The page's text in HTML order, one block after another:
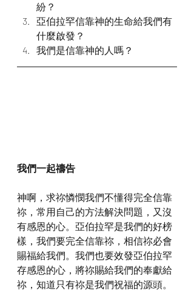
紛？
亞伯拉罕信靠神的生命給我們有
什麼啟發？
我們是信靠神的人嗎？
我們一起禱告
神啊，求祢憐憫我們不懂得完全信靠
祢，常用自己的方法解決問題，又沒
有感恩的心。亞伯拉罕是我們的好榜
樣，我們要完全信靠祢，相信祢必會
賜福給我們。我們也要效發亞伯拉罕
存感恩的心，將祢賜給我們的奉獻給
祢，知道只有祢是我們祝福的源頭。